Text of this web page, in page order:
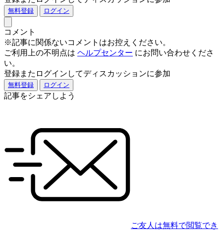
無料登録 ログイン
コメント
※記事に関係ないコメントはお控えください。
ご利用上の不明点は ヘルプセンター にお問い合わせくださ
い。
登録またログインしてディスカッションに参加
無料登録 ログイン
記事をシェアしよう
ご友人は無料で閲覧でき